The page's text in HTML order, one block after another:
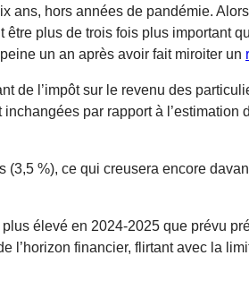
ans, hors années de pandémie.
plus de trois fois plus important
un an après avoir fait miroiter un
de l’impôt sur le revenu des
par rapport à
%), ce qui creusera encore
élevé en 2024-2025 que prévu
financier, flirtant avec la